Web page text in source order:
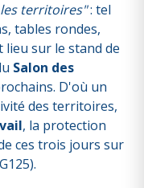
territoires": tel
tables rondes,
lieu sur le stand de
Salon des
D'où un
des territoires,
, la protection
ces trois jours sur